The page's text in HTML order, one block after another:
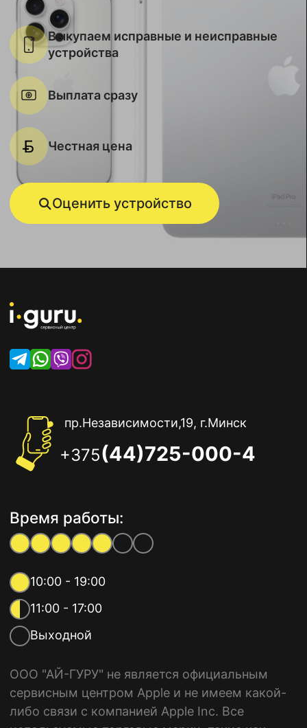
Выкупаем исправные и неисправные
устройства
Выплата сразу
Честная цена
Оценить устройство
пр.Независимости,19, г.Минск
+375(44)725-000-4
Время работы:
10:00 - 19:00
11:00 - 17:00
Выходной
ООО "АЙ-ГУРУ" не является официальным
сервисным центром Apple и не имеем какой-
либо связи с компанией Apple Inc. Все